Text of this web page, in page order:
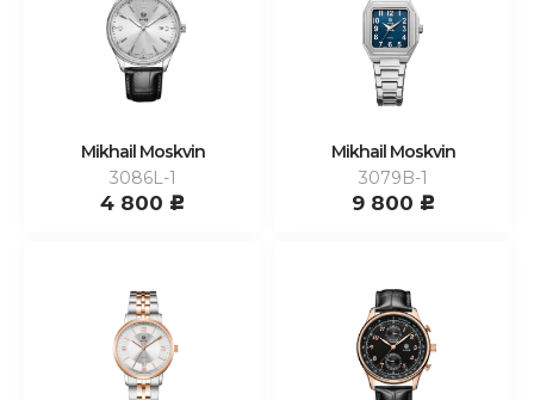
Mikhail Moskvin
3086L-1
4 800 c
Mikhail Moskvin
3079B-1
9 800 c